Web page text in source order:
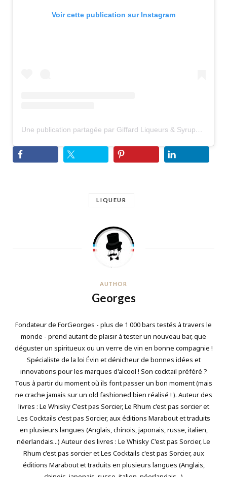
Voir cette publication sur Instagram
Une publication partagée par Giffard Liqueurs & Syrups (@giffard_liqueurs_syrups)
LIQUEUR
AUTHOR
Georges
Fondateur de ForGeorges - plus de 1 000 bars testés à travers le
monde - prend autant de plaisir à tester un nouveau bar, que
déguster un spiritueux ou un verre de vin en bonne compagnie !
Spécialiste de la loi Évin et dénicheur de bonnes idées et
innovations pour les marques d'alcool ! Son cocktail préféré ?
Tous à partir du moment où ils font passer un bon moment (mais
ne crache jamais sur un old fashioned bien réalisé ! ). Auteur des
livres : Le Whisky C'est pas Sorcier, Le Rhum c'est pas sorcier et
Les Cocktails c'est pas Sorcier, aux éditions Marabout et traduits
en plusieurs langues (Anglais, chinois, japonais, russe, italien,
néerlandais...) Auteur des livres : Le Whisky C'est pas Sorcier, Le
Rhum c'est pas sorcier et Les Cocktails c'est pas Sorcier, aux
éditions Marabout et traduits en plusieurs langues (Anglais,